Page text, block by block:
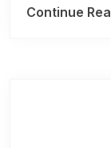
Continue